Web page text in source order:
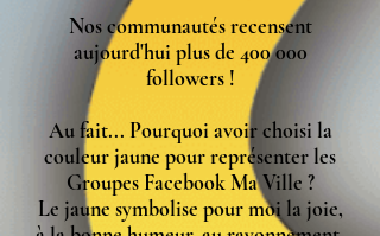
Nos communautés recensent
aujourd'hui plus de 400 000
followers !
Au fait... Pourquoi avoir choisi la
couleur jaune pour représenter les
Groupes Facebook Ma Ville ?
Le jaune symbolise pour moi la joie,